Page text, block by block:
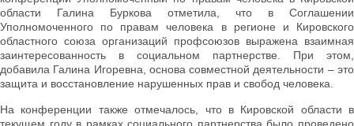
области Галина Буркова отметила, что в Соглашении
Уполномоченного по правам человека в регионе и Кировского
областного союза организаций профсоюзов выражена взаимная
заинтересованность в социальном партнерстве. При этом,
добавила Галина Игоревна, основа совместной деятельности – это
защита и восстановление нарушенных прав и свобод человека.
На конференции также отмечалось, что в Кировской области в